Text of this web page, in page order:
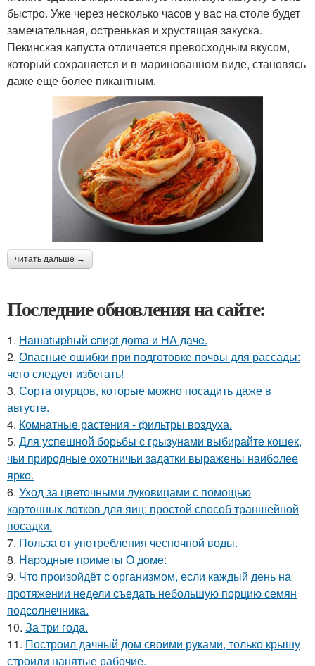
быстро. Уже через несколько часов у вас на столе будет
замечательная, остренькая и хрустящая закуска.
Пекинская капуста отличается превосходным вкусом,
который сохраняется и в маринованном виде, становясь
даже еще более пикантным.
читать дальше →
Последние обновления на сайте:
1. Haшatыphый cпиpt дoma и HA дaчe.
2. Опасные ошибки при подготовке почвы для рассады:
чего следует избегать!
3. Сорта огурцов, которые можно посадить даже в
августе.
4. Комнатные растения - фильтры воздуха.
5. Для успешной борьбы с грызунами выбирайте кошек,
чьи природные охотничьи задатки выражены наиболее
ярко.
6. Уход за цветочными луковицами с помощью
картонных лотков для яиц: простой способ траншейной
посадки.
7. Польза от употребления чесночной воды.
8. Нapoдныe пpимeты O дoмe:
9. Что произойдёт с организмом, если каждый день на
протяжении недели съедать небольшую порцию семян
подсолнечника.
10. За три года.
11. Построил дачный дом своими руками, только крышу
строили нанятые рабочие.